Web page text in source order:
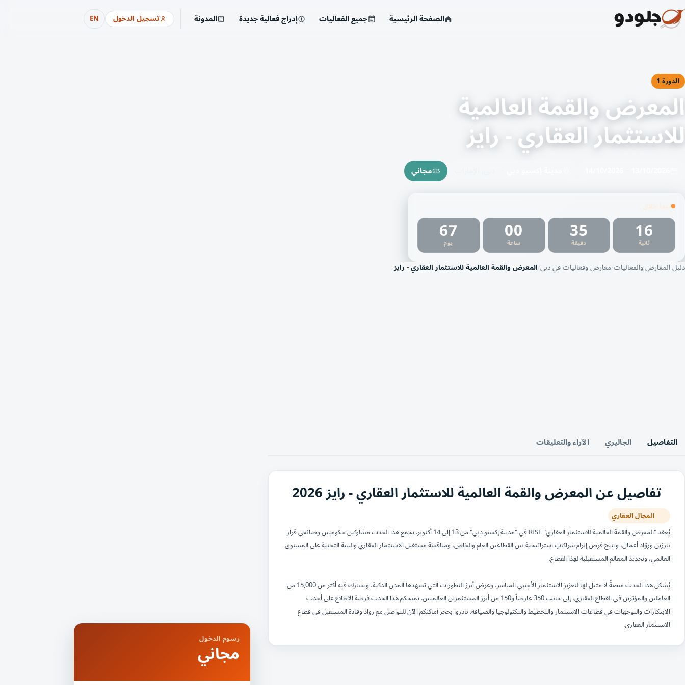
الصفحة الرئيسية جميع الفعاليات إدراج فعالية جديدة المدونة تسجيل الدخول EN
الدورة 1
المعرض والقمة العالمية
للاستثمار العقاري - رايز
مجاني
تبدأ خلال
67
يوم 00
ساعة 35
دقيقة 16
ثانية
دليل المعارض والفعالياتمعارض وفعاليات في دبي المعرض والقمة العالمية للاستثمار العقاري - رايز
التفاصيل الجاليري الآراء والتعليقات
تفاصيل عن المعرض والقمة العالمية للاستثمار العقاري - رايز 2026
المجال العقاري
يُعقد "المعرض والقمة العالمية للاستثمار العقاري" RISE في "مدينة إكسبو دبي" من 13 إلى 14 أكتوبر. يجمع هذا الحدث مشاركين حكوميين وصانعي قرار
بارزين وروّاد أعمال، ويتيح فرص إبرام شراكاتٍ استراتيجية بين القطاعين العام والخاص، ومناقشة مستقبل الاستثمار العقاري والبنية التحتية على المستوى
العالمي، وتحديد المعالم المستقبلية لهذا القطاع.
يُشكل هذا الحدث منصةً لا مثيل لها لتعزيز الاستثمار الأجنبي المباشر، وعرض أبرز التطورات التي تشهدها المدن الذكية، ويشارك فيه أكثر من 15,000 من
العاملين والمؤثرين في القطاع العقاري، إلى جانب 350 عارضاً و150 من أبرز المستثمرين العالميين. يمنحكم هذا الحدث فرصة الاطلاع على أحدث
الابتكارات والتوجهات في قطاعات الاستثمار والتخطيط والتكنولوجيا والضيافة. بادروا بحجز أماكنكم الآن للتواصل مع رواد وقادة المستقبل في قطاع
الاستثمار العقاري.
رسوم الدخول
مجاني